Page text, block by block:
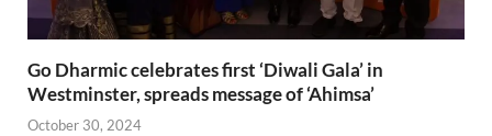
Go Dharmic celebrates first ‘Diwali Gala’ in
Westminster, spreads message of ‘Ahimsa’
October 30, 2024